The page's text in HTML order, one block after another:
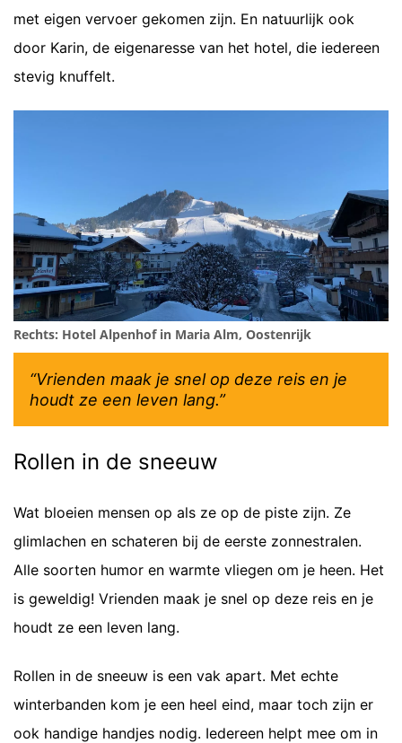
met eigen vervoer gekomen zijn. En natuurlijk ook
door Karin, de eigenaresse van het hotel, die iedereen
stevig knuffelt.
Rechts: Hotel Alpenhof in Maria Alm, Oostenrijk
“Vrienden maak je snel op deze reis en je
houdt ze een leven lang.”
Rollen in de sneeuw
Wat bloeien mensen op als ze op de piste zijn. Ze
glimlachen en schateren bij de eerste zonnestralen.
Alle soorten humor en warmte vliegen om je heen. Het
is geweldig! Vrienden maak je snel op deze reis en je
houdt ze een leven lang.
Rollen in de sneeuw is een vak apart. Met echte
winterbanden kom je een heel eind, maar toch zijn er
ook handige handjes nodig. Iedereen helpt mee om in